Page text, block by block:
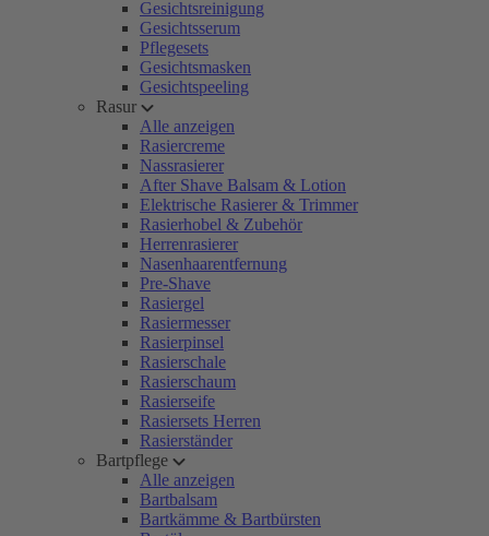
Gesichtsreinigung
Gesichtsserum
Pflegesets
Gesichtsmasken
Gesichtspeeling
Rasur
Alle anzeigen
Rasiercreme
Nassrasierer
After Shave Balsam & Lotion
Elektrische Rasierer & Trimmer
Rasierhobel & Zubehör
Herrenrasierer
Nasenhaarentfernung
Pre-Shave
Rasiergel
Rasiermesser
Rasierpinsel
Rasierschale
Rasierschaum
Rasierseife
Rasiersets Herren
Rasierständer
Bartpflege
Alle anzeigen
Bartbalsam
Bartkämme & Bartbürsten